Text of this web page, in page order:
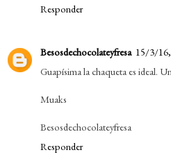
Responder
Besosdechocolateyfresa 15/3/
Guapísima la chaqueta es ideal.
Muaks
Besosdechocolateyfresa
Responder